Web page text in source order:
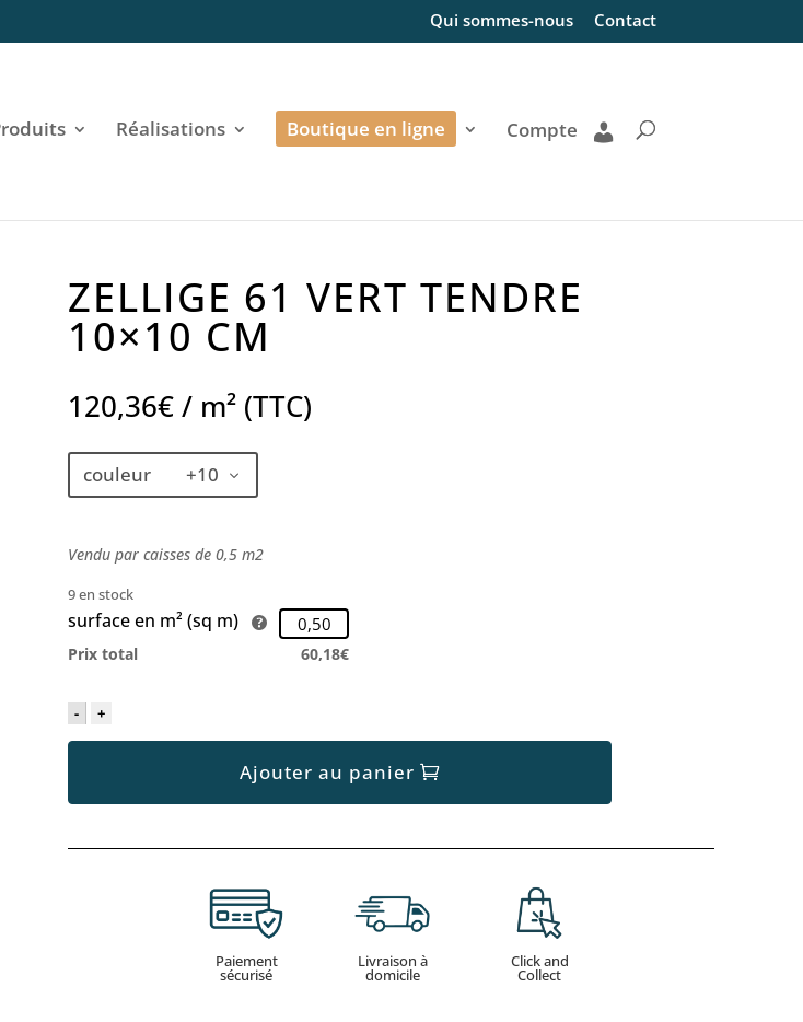
Qui sommes-nous Contact
Réalisations Boutique en ligne Compte
ZELLIGE 61 VERT TENDRE
10×10 CM
120,36€/ m² (TTC)
couleur +10
Vendu par caisses de 0,5 m2
9 en stock
surface en m² (sq m)
Prix total 60,18€
- +
Ajouter au panier
Paiement
sécurisé
Livraison à
domicile
Click and
Collect